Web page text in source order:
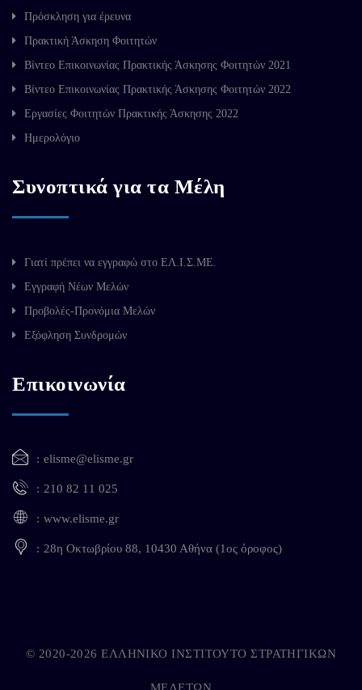
Πρόσκληση για έρευνα
Πρακτική Άσκηση Φοιτητών
Βίντεο Επικοινωνίας Πρακτικής Άσκησης Φοιτητών 2021
Βίντεο Επικοινωνίας Πρακτικής Άσκησης Φοιτητών 2022
Εργασίες Φοιτητών Πρακτικής Άσκησης 2022
Ημερολόγιο
Συνοπτικά για τα Μέλη
Γιατί πρέπει να εγγραφώ στο ΕΛ.Ι.Σ.ΜΕ.
Εγγραφή Νέων Μελών
Προβολές-Προνόμια Μελών
Εξόφληση Συνδρομών
Επικοινωνία
elisme@elisme.gr
210 82 11 025
www.elisme.gr
28η Οκτωβρίου 88, 10430 Αθήνα (1ος όροφος)
© 2020-2026 ΕΛΛΗΝΙΚΟ ΙΝΣΤΙΤΟΥΤΟ ΣΤΡΑΤΗΓΙΚΩΝ